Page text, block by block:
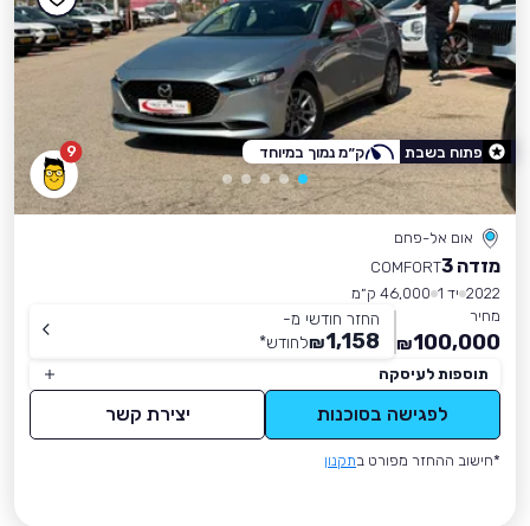
9
אום אל-פחם
מזדה 3
COMFORT
2022 יד 1
46,000 ק״מ
מחיר
100,000
₪
החזר חודשי מ-
1,158
₪לחודש*
תוספות לעיסקה
לפגישה בסוכנות יצירת קשר
*חישוב ההחזר מפורט בתקנון
פתוח בשבת ק״מ נמוך במיוחד